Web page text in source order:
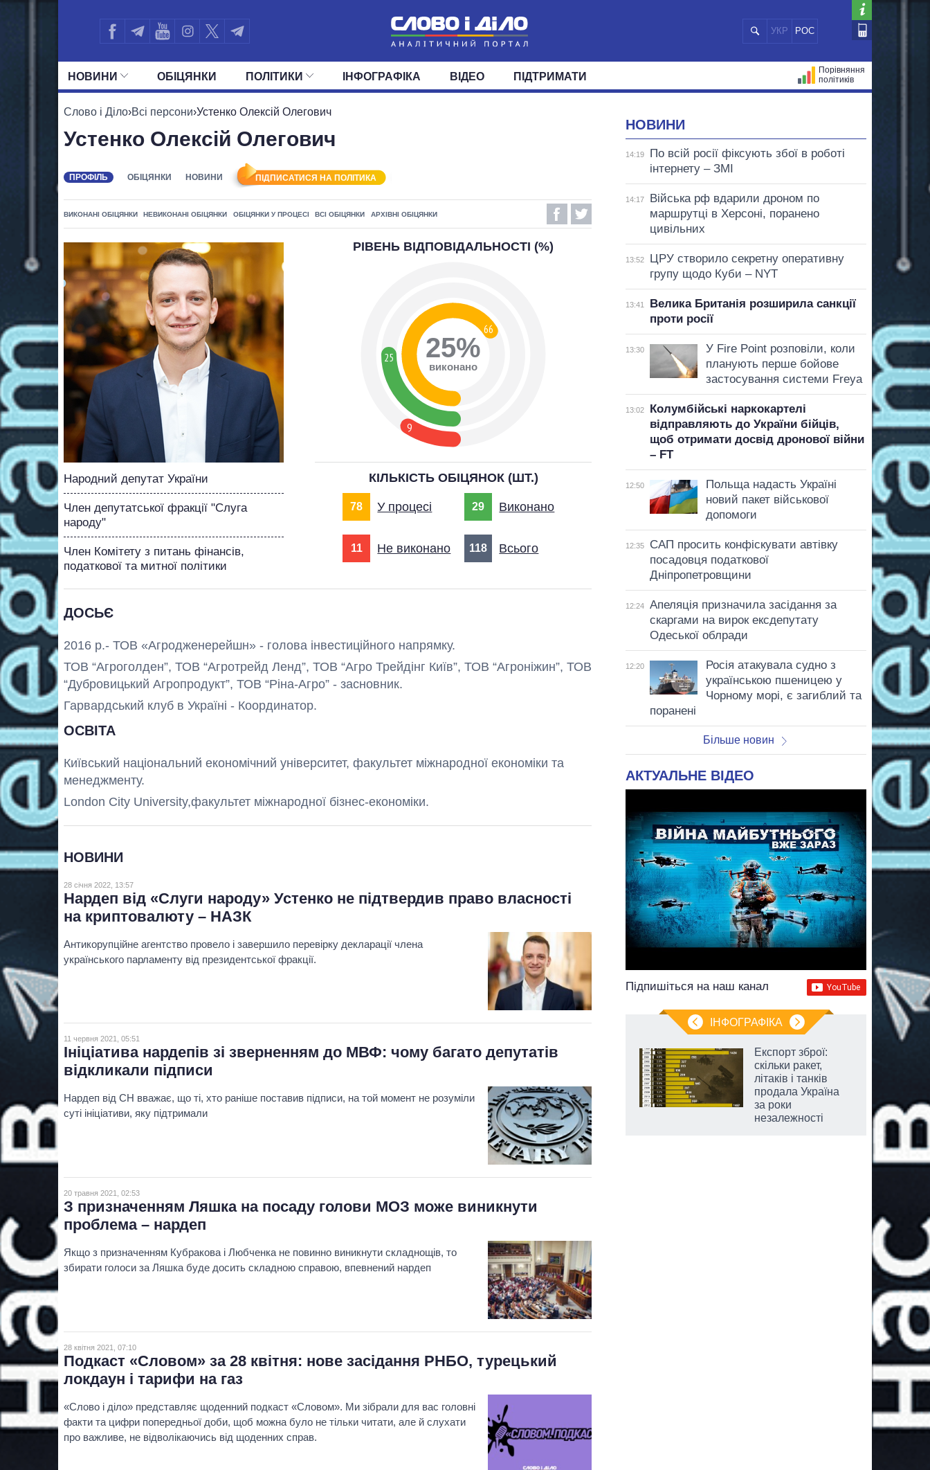
УКР РОС
НОВИНИ
СТРІЧКА
ОБIЦЯНКИ ПОЛIТИКИ
УСІ ПОЛІТИКИ ПРЕЗИДЕНТ І ОФІС
ІНФОГРАФІКА ВІДЕО ПІДТРИМАТИ
Порівняння
політиків
Слово і Діло›Всі персони›Устенко Олексій Олегович
Устенко Олексій Олегович
ПРОФІЛЬ ОБІЦЯНКИ НОВИНИ ПІДПИСАТИСЯ НА ПОЛІТИКА
ВИКОНАНІ ОБІЦЯНКИ НЕВИКОНАНІ ОБІЦЯНКИ ОБІЦЯНКИ У ПРОЦЕСІ ВСІ ОБІЦЯНКИ АРХІВНІ ОБІЦЯНКИ
Народний депутат України
Член депутатської фракції "Слуга
народу"
Член Комітету з питань фінансів,
податкової та митної політики
ДОСЬЄ
2016 р.- ТОВ «Агродженерейшн» - голова інвестиційного напрямку.
ТОВ “Агроголден”, ТОВ “Агротрейд Ленд”, ТОВ “Агро Трейдінг Київ”, ТОВ “Агроніжин”, ТОВ
“Дубровицький Агропродукт”, ТОВ “Ріна-Агро” - засновник.
Гарвардський клуб в Україні - Координатор.
ОСВІТА
Київський національний економічний університет, факультет міжнародної економіки та
менеджменту.
London City University,факультет міжнародної бізнес-економіки.
НОВИНИ
28 січня 2022, 13:57
Нардеп від «Слуги народу» Устенко не підтвердив право власності
на криптовалюту – НАЗК
Антикорупційне агентство провело і завершило перевірку декларації члена
українського парламенту від президентської фракції.
11 червня 2021, 05:51
Ініціатива нардепів зі зверненням до МВФ: чому багато депутатів
відкликали підписи
Нардеп від СН вважає, що ті, хто раніше поставив підписи, на той момент не розуміли
суті ініціативи, яку підтримали
20 травня 2021, 02:53
З призначенням Ляшка на посаду голови МОЗ може виникнути
проблема – нардеп
Якщо з призначенням Кубракова і Любченка не повинно виникнути складнощів, то
збирати голоси за Ляшка буде досить складною справою, впевнений нардеп
28 квітня 2021, 07:10
Подкаст «Словом» за 28 квітня: нове засідання РНБО, турецький
локдаун і тарифи на газ
«Слово і діло» представляє щоденний подкаст «Словом». Ми зібрали для вас головні
факти та цифри попередньої доби, щоб можна було не тільки читати, але й слухати
про важливе, не відволікаючись від щоденних справ.
РІВЕНЬ ВІДПОВІДАЛЬНОСТІ (%)
9
25
66
25%
виконано
КІЛЬКІСТЬ ОБІЦЯНОК (ШТ.)
78 У процесі 29 Виконано
11 Не виконано 118 Всього
НОВИНИ
14:19
По всій росії фіксують збої в роботі
інтернету – ЗМІ
14:17
Війська рф вдарили дроном по
маршрутці в Херсоні, поранено
цивільних
13:52
ЦРУ створило секретну оперативну
групу щодо Куби – NYT
13:41
Велика Британія розширила санкції
проти росії
13:30
У Fire Point розповіли, коли
планують перше бойове
застосування системи Freya
13:02
Колумбійські наркокартелі
відправляють до України бійців,
щоб отримати досвід дронової війни
– FT
12:50
Польща надасть Україні
новий пакет військової
допомоги
12:35
САП просить конфіскувати автівку
посадовця податкової
Дніпропетровщини
12:24
Апеляція призначила засідання за
скаргами на вирок ексдепутату
Одеської облради
12:20
Росія атакувала судно з
українською пшеницею у
Чорному морі, є загиблий та
поранені
Більше новин
АКТУАЛЬНЕ ВІДЕО
Підпишіться на наш канал
ІНФОГРАФІКА
Скільки картоплі
великої війни
Експорт зброї:
скільки ракет,
літаків і танків
продала Україна
за роки
незалежності